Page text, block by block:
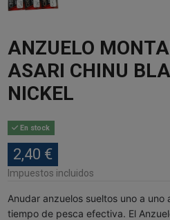
ANZUELO
ASARI CHINU
NICKEL
En stock
2,40 €
Impuestos incluidos
Anudar anzuelos sueltos uno a
tiempo de pesca efectiva. El